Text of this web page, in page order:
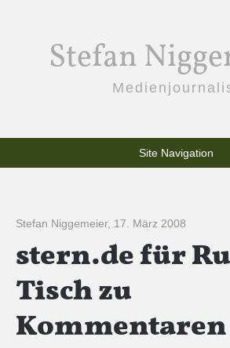
Stefan
Site Navigation
Stefan Niggemeier, 17. März 2008
stern.de für
Tisch zu
Kommentaren